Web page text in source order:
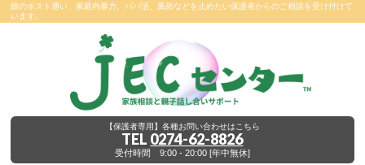
娘のホスト通い、家庭内暴力、パパ活、風俗などを止めたい保護者からのご相談を受け付けて
います。
【保護者専用】各種お問い合わせはこちら
TEL 0274-62-8826
受付時間 9:00 - 20:00 [年中無休]